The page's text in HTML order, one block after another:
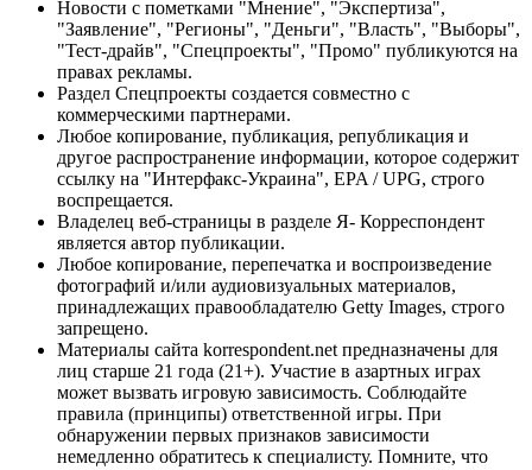
Новости с пометками "Мнение", "Экспертиза",
"Заявление", "Регионы", "Деньги", "Власть", "Выборы",
"Тест-драйв", "Спецпроекты", "Промо" публикуются на
правах рекламы.
Раздел Спецпроекты создается совместно с
коммерческими партнерами.
Любое копирование, публикация, републикация и
другое распространение информации, которое содержит
ссылку на "Интерфакс-Украина", EPA / UPG, строго
воспрещается.
Владелец веб-страницы в разделе Я- Корреспондент
является автор публикации.
Любое копирование, перепечатка и воспроизведение
фотографий и/или аудиовизуальных материалов,
принадлежащих правообладателю Getty Images, строго
запрещено.
Материалы сайта korrespondent.net предназначены для
лиц старше 21 года (21+). Участие в азартных играх
может вызвать игровую зависимость. Соблюдайте
правила (принципы) ответственной игры. При
обнаружении первых признаков зависимости
немедленно обратитесь к специалисту. Помните, что